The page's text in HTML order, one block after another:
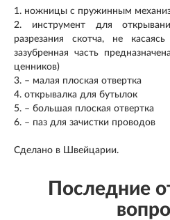
1. ножницы с пружинным
2. инструмент для
разрезания скотча, не
зазубренная часть
ценников)
3. – малая плоская отвертка
4. открывалка для бутылок
5. – большая плоская отвертка
6. – паз для зачистки проводов
Сделано в Швейцарии.
Последние